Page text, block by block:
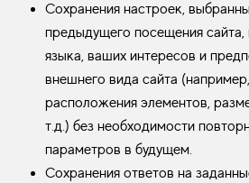
Сохранения настроек,
предыдущего посещения
языка, ваших интересов и
внешнего вида сайта
расположения элементов,
т.д.) без необходимости
параметров в будущем.
Сохранения ответов на